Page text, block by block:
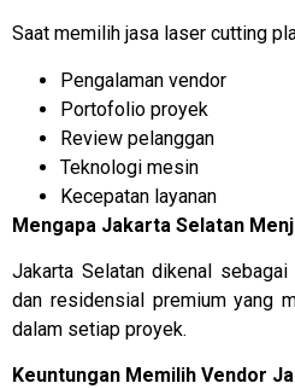
Saat memilih jasa laser cutting
Pengalaman vendor
Portofolio proyek
Review pelanggan
Teknologi mesin
Kecepatan layanan
Mengapa Jakarta Selatan
Jakarta Selatan dikenal
dan residensial premium yang
dalam setiap proyek.
Keuntungan Memilih Vendor